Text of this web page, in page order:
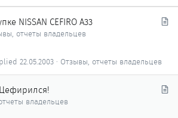
я
NISSAN CEFIRO A33
отчеты владельцев
Отзывы, отчеты владельцев
22.05.2003
владельцев